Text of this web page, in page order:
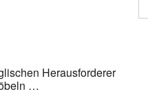
Herausforderer
…